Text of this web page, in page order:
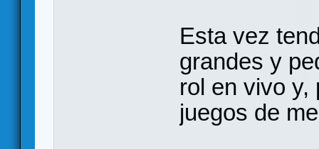
Esta vez
grandes y
rol en vivo y,
juegos de